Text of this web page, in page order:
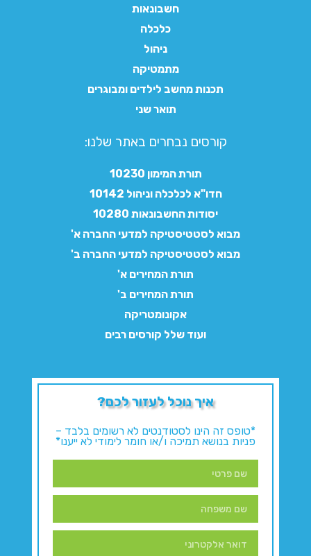
חשבונאות
כלכלה
ניהול
מתמטיקה
תכנות מחשב לילדים ומבוגרים
תואר שני
קורסים נבחרים באתר שלנו:​
תורת המימון 10230
חדו"א לכלכלה וניהול 10142
יסודות החשבונאות 10280
מבוא לסטטיסטיקה למדעי החברה א'
מבוא לסטטיסטיקה למדעי החברה ב'
תורת המחירים א'
תורת המחירים ב'
אקונומטריקה
ועוד שלל קורסים רבים
איך נוכל לעזור לכם?
*טופס זה הינו לסטודנטים לא רשומים בלבד –
פניות בנושא תמיכה ו/או חומר לימודי לא ייענו*